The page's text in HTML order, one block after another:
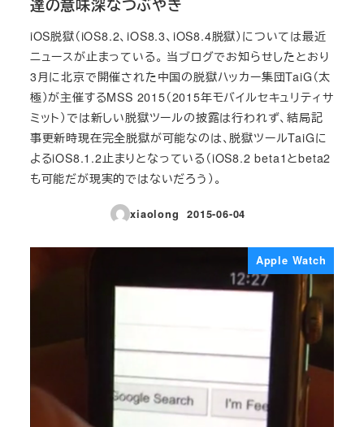
達の意味深なつぶやき
iOS脱獄（iOS8.2、iOS8.3、iOS8.4脱獄）については最近
ニュースが止まっている。 当ブログでお知らせしたとおり
3月に北京で開催された中国の脱獄ハッカー集団TaiG（太
極）が主催するMSS 2015（2015年モバイルセキュリティサ
ミット）では新しい脱獄ツールの披露は行われず、結局記
事更新時現在完全脱獄が可能なのは、脱獄ツールTaiGに
よるiOS8.1.2止まりとなっている（iOS8.2 beta1とbeta2
も可能だが現実的ではないだろう）。
xiaolong
投稿日
2015-06-04
Apple Watch